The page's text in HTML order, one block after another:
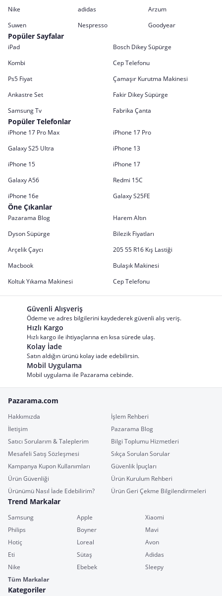
Nike adidas
Arzum
Suwen
Nespresso Goodyear
Popüler Sayfalar
iPad
Bosch Dikey Süpürge
Kombi
Cep Telefonu
Ps5 Fiyat
Çamaşır Kurutma Makinesi
Ankastre Set
Fakir Dikey Süpürge
Samsung Tv
Fabrika Çanta
Popüler Telefonlar
iPhone 17 Pro Max
iPhone 17 Pro
Galaxy S25 Ultra
iPhone 13
iPhone 15
iPhone 17
Galaxy A56
Redmi 15C
iPhone 16e
Galaxy S25FE
Öne Çıkanlar
Pazarama Blog
Harem Altın
Dyson Süpürge
Bilezik Fiyatları
Arçelik Çaycı
205 55 R16 Kış Lastiği
Macbook
Bulaşık Makinesi
Koltuk Yıkama Makinesi
Cep Telefonu
Güvenli Alışveriş
Ödeme ve adres bilgilerini kaydederek güvenli alış veriş.
Hızlı Kargo
Hızlı kargo ile ihtiyaçlarına en kısa sürede ulaş.
Kolay İade
Satın aldığın ürünü kolay iade edebilirsin.
Mobil Uygulama
Mobil uygulama ile Pazarama cebinde.
Pazarama.com
Hakkımızda
İşlem Rehberi
İletişim
Pazarama Blog
Satıcı Sorularım & Taleplerim
Bilgi Toplumu Hizmetleri
Mesafeli Satış Sözleşmesi
Sıkça Sorulan Sorular
Kampanya Kupon Kullanımları
Güvenlik İpuçları
Ürün Güvenliği
Ürün Kurulum Rehberi
Ürünümü Nasıl İade Edebilirim?
Ürün Geri Çekme Bilgilendirmeleri
Trend Markalar
Samsung Apple
Xiaomi
Philips
Boyner
Mavi
Hotiç
Loreal
Avon
Eti
Sütaş
Adidas
Nike
Ebebek
Sleepy
Tüm Markalar
Kategoriler